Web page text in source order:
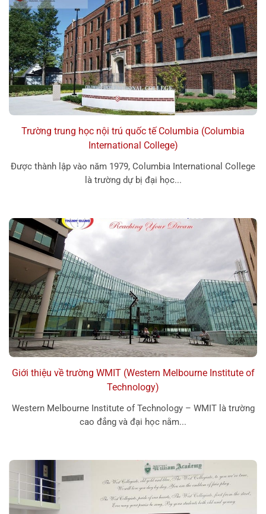
Trường trung học nội trú quốc tế Columbia (Columbia
International College)
Được thành lập vào năm 1979, Columbia International College
là trường dự bị đại học...
Giới thiệu về trường WMIT (Western Melbourne Institute of
Technology)
Western Melbourne Institute of Technology – WMIT là trường
cao đẳng và đại học nằm...